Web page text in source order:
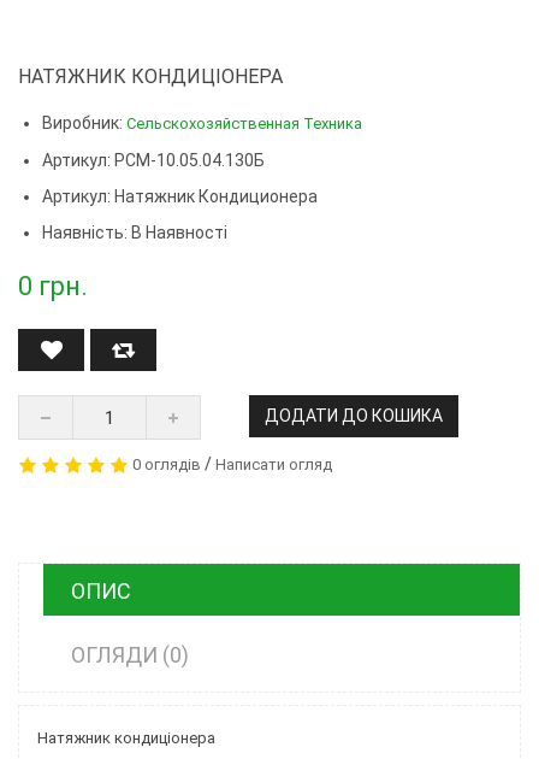
НАТЯЖНИК КОНДИЦІОНЕРА
Виробник: Сельскохозяйственная Техника
Артикул: РСМ-10.05.04.130Б
Артикул: Натяжник Кондиционера
Наявність: В Наявності
0 грн.
ДОДАТИ ДО КОШИКА
0 оглядів / Написати огляд
ОПИС
ОГЛЯДИ (0)
Натяжник кондиціонера